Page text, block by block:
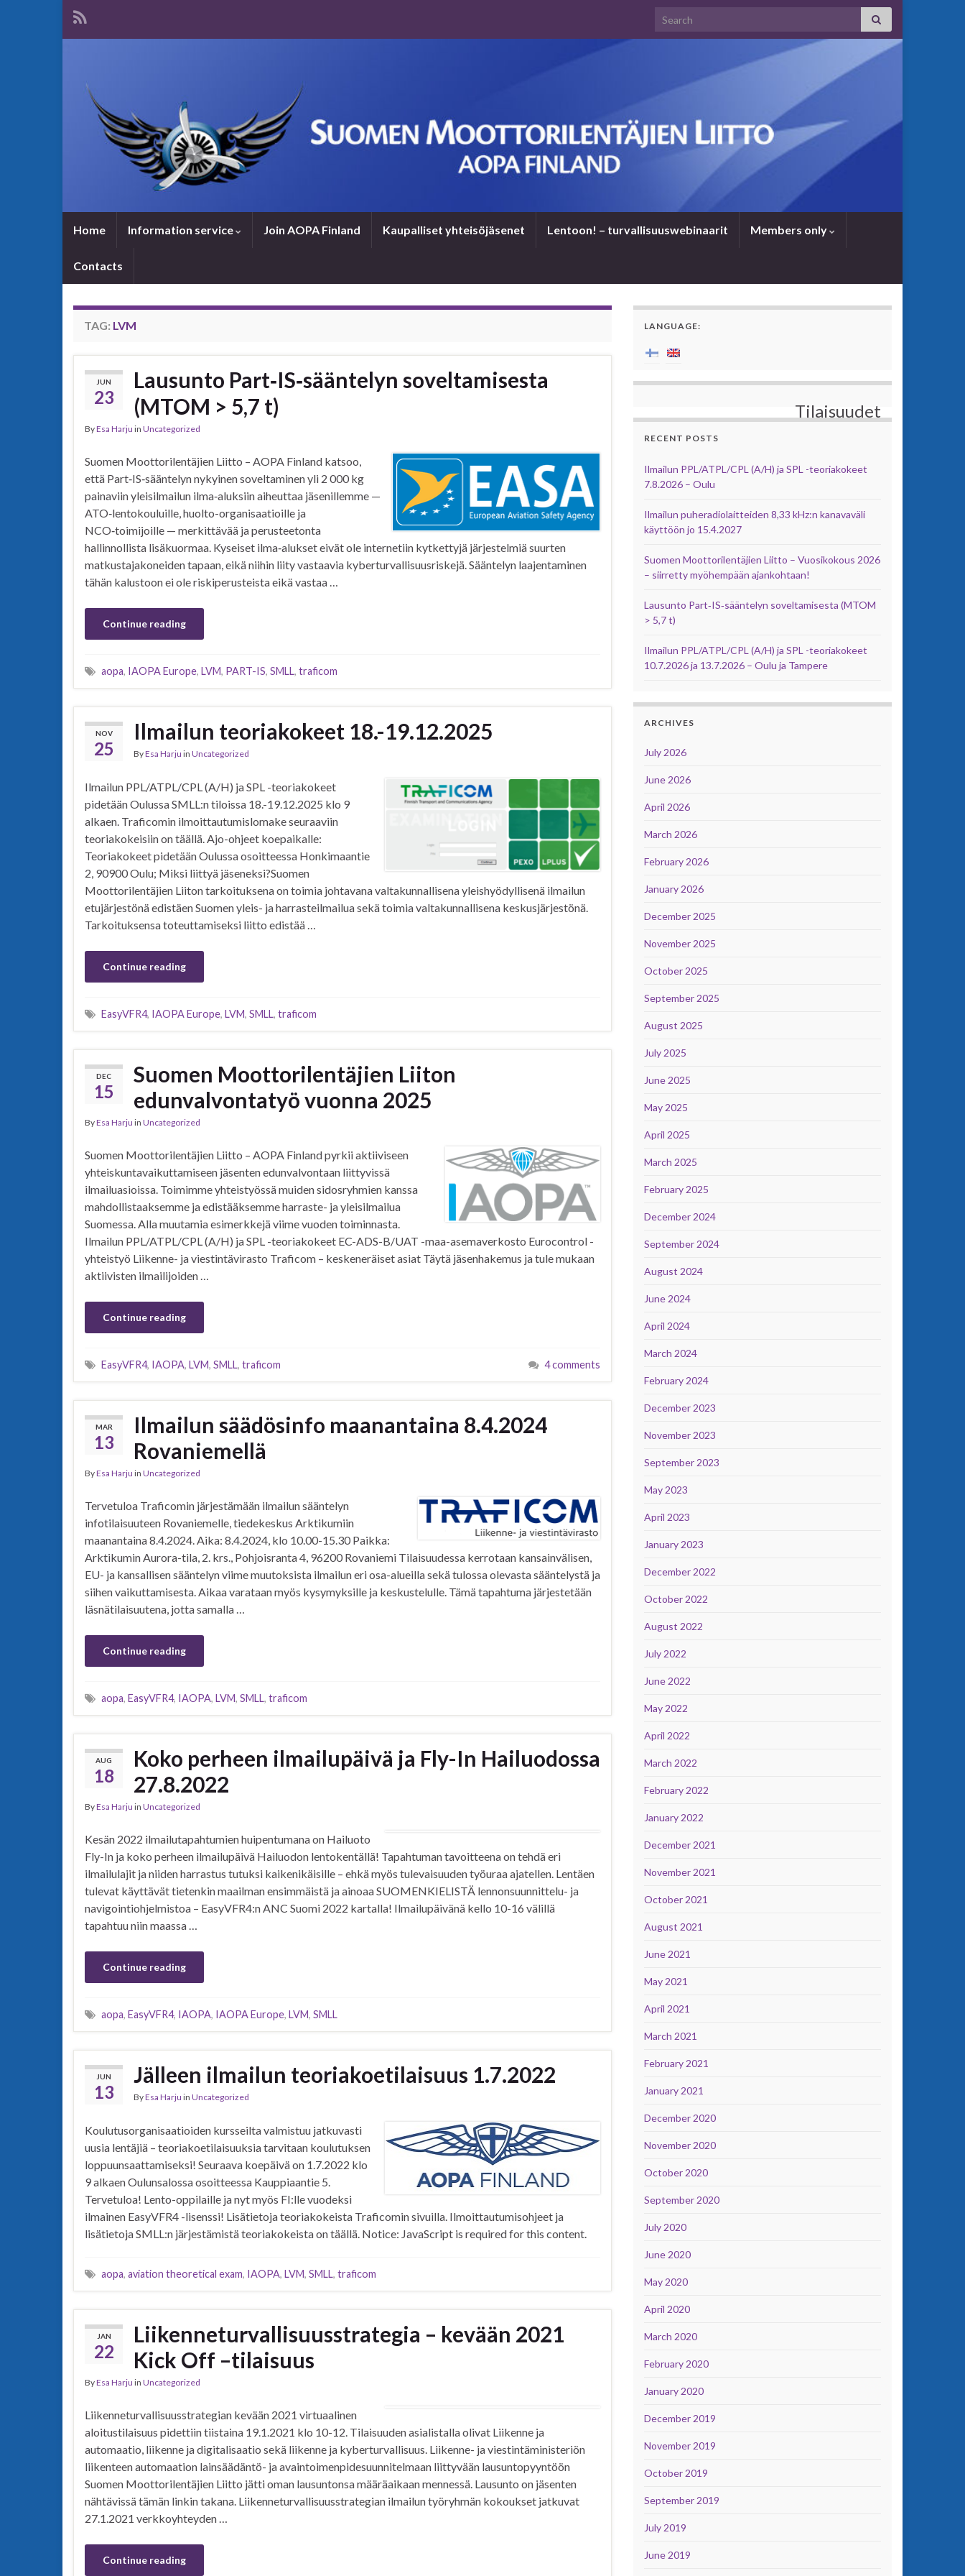
Search for:
Home Information service Join AOPA Finland Kaupalliset yhteisöjäsenet Len­toon! – tur­val­li­suus­we­bi­naa­rit Members only
Contacts
TAG: LVM
JUN
23
Lausunto Part‑IS‑sääntelyn soveltamisesta
(MTOM > 5,7 t)
ByEsa Harju in Uncategorized
Suomen Moottorilentäjien Liitto – AOPA Finland katsoo,
että Part‑IS‑sääntelyn nykyinen soveltaminen yli 2 000 kg
painaviin yleisilmailun ilma‑aluksiin aiheuttaa jäsenillemme —
ATO‑lentokouluille, huolto-organisaatioille ja
NCO‑toimijoille — merkittävää ja perusteetonta
hallinnollista lisäkuormaa. Kyseiset ilma‑alukset eivät ole internetiin kytkettyjä järjestelmiä suurten
matkustajakoneiden tapaan, eikä niihin liity vastaavia kyberturvallisuusriskejä. Sääntelyn laajentaminen
tähän kalustoon ei ole riskiperusteista eikä vastaa …
Continue reading
aopa, IAOPA Europe, LVM, PART-IS, SMLL, traficom
NOV
25
Ilmailun teoriakokeet 18.-19.12.2025
ByEsa Harju in Uncategorized
Ilmailun PPL/ATPL/CPL (A/H) ja SPL -teoriakokeet
pidetään Oulussa SMLL:n tiloissa 18.-19.12.2025 klo 9
alkaen. Traficomin ilmoittautumislomake seuraaviin
teoriakokeisiin on täällä. Ajo-ohjeet koepaikalle:
Teoriakokeet pidetään Oulussa osoitteessa Honkimaantie
2, 90900 Oulu; Miksi liittyä jäseneksi?Suomen
Moottorilentäjien Liiton tarkoituksena on toimia johtavana valtakunnallisena yleishyödyllisenä ilmailun
etujärjestönä edistäen Suomen yleis- ja harrasteilmailua sekä toimia valtakunnallisena keskusjärjestönä.
Tarkoituksensa toteuttamiseksi liitto edistää …
Continue reading
EasyVFR4, IAOPA Europe, LVM, SMLL, traficom
DEC
15
Suomen Moottorilentäjien Liiton
edunvalvontatyö vuonna 2025
ByEsa Harju in Uncategorized
Suomen Moottorilentäjien Liitto – AOPA Finland pyrkii aktiiviseen
yhteiskuntavaikuttamiseen jäsenten edunvalvontaan liittyvissä
ilmailuasioissa. Toimimme yhteistyössä muiden sidosryhmien kanssa
mahdollistaaksemme ja edistääksemme harraste- ja yleisilmailua
Suomessa. Alla muutamia esimerkkejä viime vuoden toiminnasta.
Ilmailun PPL/ATPL/CPL (A/H) ja SPL -teoriakokeet EC-ADS-B/UAT -maa-asemaverkosto Eurocontrol -
yhteistyö Liikenne- ja viestintävirasto Traficom – keskeneräiset asiat Täytä jäsenhakemus ja tule mukaan
aktiivisten ilmailijoiden …
Continue reading
EasyVFR4, IAOPA, LVM, SMLL, traficom 4 comments
MAR
13
Ilmailun säädösinfo maanantaina 8.4.2024
Rovaniemellä
ByEsa Harju in Uncategorized
Tervetuloa Traficomin järjestämään ilmailun sääntelyn
infotilaisuuteen Rovaniemelle, tiedekeskus Arktikumiin
maanantaina 8.4.2024. Aika: 8.4.2024, klo 10.00-15.30 Paikka:
Arktikumin Aurora-tila, 2. krs., Pohjoisranta 4, 96200 Rovaniemi Tilaisuudessa kerrotaan kansainvälisen,
EU- ja kansallisen sääntelyn viime muutoksista ilmailun eri osa-alueilla sekä tulossa olevasta sääntelystä ja
siihen vaikuttamisesta. Aikaa varataan myös kysymyksille ja keskustelulle. Tämä tapahtuma järjestetään
läsnätilaisuutena, jotta samalla …
Continue reading
aopa, EasyVFR4, IAOPA, LVM, SMLL, traficom
AUG
18
Koko perheen ilmailupäivä ja Fly-In Hailuodossa
27.8.2022
ByEsa Harju in Uncategorized
Kesän 2022 ilmailutapahtumien huipentumana on Hailuoto
Fly-In ja koko perheen ilmailupäivä Hailuodon lentokentällä! Tapahtuman tavoitteena on tehdä eri
ilmailulajit ja niiden harrastus tutuksi kaikenikäisille – ehkä myös tulevaisuuden työuraa ajatellen. Lentäen
tulevat käyttävät tietenkin maailman ensimmäistä ja ainoaa SUOMENKIELISTÄ lennonsuunnittelu- ja
navigointiohjelmistoa – EasyVFR4:n ANC Suomi 2022 kartalla! Ilmailupäivänä kello 10-16 välillä
tapahtuu niin maassa …
Continue reading
aopa, EasyVFR4, IAOPA, IAOPA Europe, LVM, SMLL
JUN
13
Jälleen ilmailun teoriakoetilaisuus 1.7.2022
ByEsa Harju in Uncategorized
Koulutusorganisaatioiden kursseilta valmistuu jatkuvasti
uusia lentäjiä – teoriakoetilaisuuksia tarvitaan koulutuksen
loppuunsaattamiseksi! Seuraava koepäivä on 1.7.2022 klo
9 alkaen Oulunsalossa osoitteessa Kauppiaantie 5.
Tervetuloa! Lento-oppilaille ja nyt myös FI:lle vuodeksi
ilmainen EasyVFR4 -lisenssi! Lisätietoja teoriakokeista Traficomin sivuilla. Ilmoittautumisohjeet ja
lisätietoja SMLL:n järjestämistä teoriakokeista on täällä. Notice: JavaScript is required for this content.
aopa, aviation theoretical exam, IAOPA, LVM, SMLL, traficom
JAN
22
Liikenneturvallisuusstrategia – kevään 2021
Kick Off –tilaisuus
ByEsa Harju in Uncategorized
Liikenneturvallisuusstrategian kevään 2021 virtuaalinen
aloitustilaisuus pidettiin tiistaina 19.1.2021 klo 10-12. Tilaisuuden asialistalla olivat Liikenne ja
automaatio, liikenne ja digitalisaatio sekä liikenne ja kyberturvallisuus. Liikenne- ja viestintäministeriön
liikenteen automaation lainsäädäntö- ja avaintoimenpidesuunnitelmaan liittyvään lausuntopyyntöön
Suomen Moottorilentäjien Liitto jätti oman lausuntonsa määräaikaan mennessä. Lausunto on jäsenten
nähtävissä tämän linkin takana. Liikenneturvallisuusstrategian ilmailun työryhmän kokoukset jatkuvat
27.1.2021 verkkoyhteyden …
Continue reading
LANGUAGE:
Tilaisuudet
RECENT POSTS
Ilmailun PPL/ATPL/CPL (A/H) ja SPL -teoriakokeet
7.8.2026 – Oulu
Ilmailun puheradiolaitteiden 8,33 kHz:n kanavaväli
käyttöön jo 15.4.2027
Suomen Moottorilentäjien Liitto – Vuosikokous 2026
– siirretty myöhempään ajankohtaan!
Lausunto Part‑IS‑sääntelyn soveltamisesta (MTOM
> 5,7 t)
Ilmailun PPL/ATPL/CPL (A/H) ja SPL -teoriakokeet
10.7.2026 ja 13.7.2026 – Oulu ja Tampere
ARCHIVES
July 2026
June 2026
April 2026
March 2026
February 2026
January 2026
December 2025
November 2025
October 2025
September 2025
August 2025
July 2025
June 2025
May 2025
April 2025
March 2025
February 2025
December 2024
September 2024
August 2024
June 2024
April 2024
March 2024
February 2024
December 2023
November 2023
September 2023
May 2023
April 2023
January 2023
December 2022
October 2022
August 2022
July 2022
June 2022
May 2022
April 2022
March 2022
February 2022
January 2022
December 2021
November 2021
October 2021
August 2021
June 2021
May 2021
April 2021
March 2021
February 2021
January 2021
December 2020
November 2020
October 2020
September 2020
July 2020
June 2020
May 2020
April 2020
March 2020
February 2020
January 2020
December 2019
November 2019
October 2019
September 2019
July 2019
June 2019